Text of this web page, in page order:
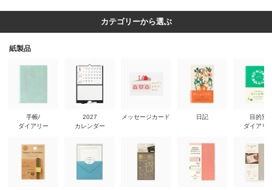
カテゴリーから選ぶ
紙製品
手帳/
ダイアリー
2027
カレンダー
メッセージカード 日記
目的別
ダイアリ